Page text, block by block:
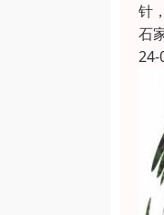
针
石
24-